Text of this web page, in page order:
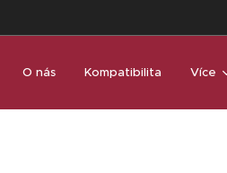
O nás Kompatibilita Více